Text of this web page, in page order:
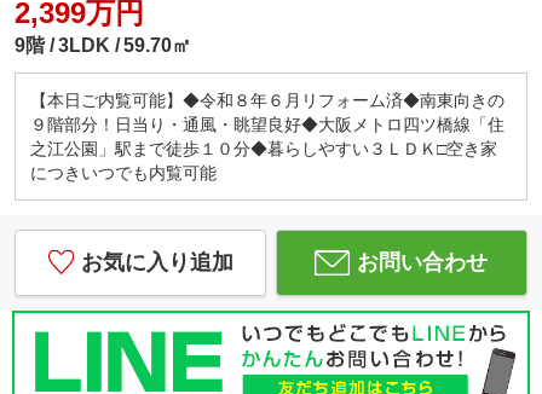
2,399万円
9階 3LDK 59.70㎡
【本日ご内覧可能】◆令和８年６月リフォーム済◆南東向きの
９階部分！日当り・通風・眺望良好◆大阪メトロ四ツ橋線「住
之江公園」駅まで徒歩１０分◆暮らしやすい３ＬＤＫ□空き家
につきいつでも内覧可能
お気に入り追加 お問い合わせ